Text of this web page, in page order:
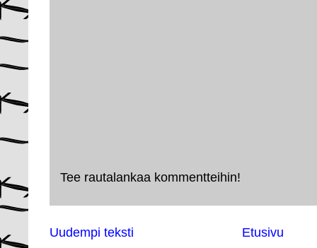
Tee rautalankaa kommentteihin!
Uudempi teksti Etusivu